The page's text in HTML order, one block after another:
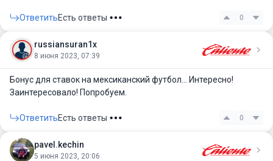
ОтветитьЕсть ответы 0
russiansuran1x
8 июня 2023, 07:39
Бонус для ставок на мексиканский футбол… Интересно!
Заинтересовало! Попробуем.
ОтветитьЕсть ответы 0
pavel.kechin
5 июня 2023, 20:06